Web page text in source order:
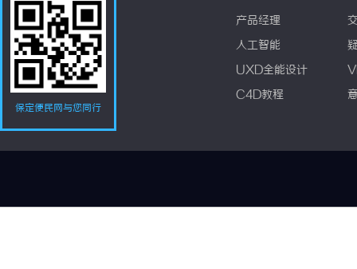
保定便民网与您同行
产品经理
人工智能
UXD全能设计
C4D教程